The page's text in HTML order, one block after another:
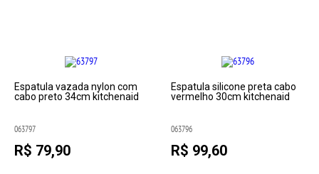
Espatula vazada nylon com
cabo preto 34cm kitchenaid
063797
R$ 79,90
Espatula silicone preta cabo
vermelho 30cm kitchenaid
063796
R$ 99,60